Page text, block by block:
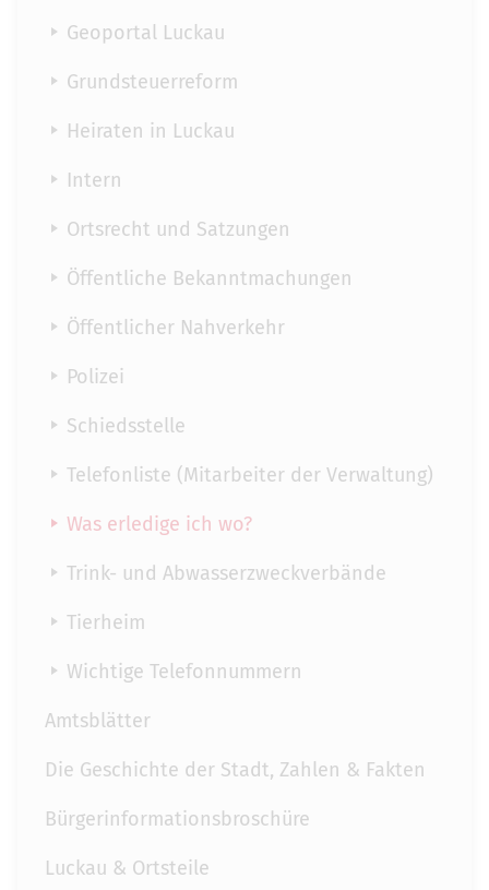
Geoportal Luckau
Grundsteuerreform
Heiraten in Luckau
Intern
Ortsrecht und Satzungen
Öffentliche Bekanntmachungen
Öffentlicher Nahverkehr
Polizei
Schiedsstelle
Telefonliste (Mitarbeiter der Verwaltung)
Was erledige ich wo?
Trink- und Abwasserzweckverbände
Tierheim
Wichtige Telefonnummern
Amtsblätter
Die Geschichte der Stadt, Zahlen & Fakten
Bürgerinformationsbroschüre
Luckau & Ortsteile